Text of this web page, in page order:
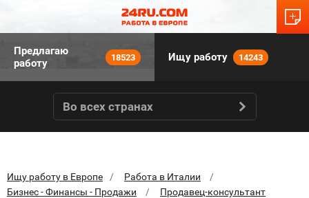
Предлагаю
работу
18523 Ищу работу 14243
Во всех странах
Ищу работу в Европе
Работа в Италии
Бизнес - Финансы - Продажи
Продавец-консультант